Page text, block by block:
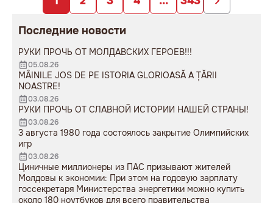
Последние новости
РУКИ ПРОЧЬ ОТ МОЛДАВСКИХ ГЕРОЕВ!!!
05.08.26
MÂINILE JOS DE PE ISTORIA GLORIOASĂ A ȚĂRII
NOASTRE!
03.08.26
РУКИ ПРОЧЬ ОТ СЛАВНОЙ ИСТОРИИ НАШЕЙ СТРАНЫ!
03.08.26
3 августа 1980 года состоялось закрытие Олимпийских
игр
03.08.26
Циничные миллионеры из ПАС призывают жителей
Молдовы к экономии: При этом на годовую зарплату
госсекретаря Министерства энергетики можно купить
около 180 ноутбуков для всего правительства